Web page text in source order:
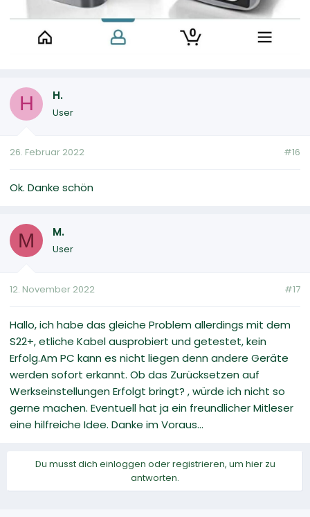
H H.
User
26. Februar 2022 #16
Ok. Danke schön
M M.
User
12. November 2022 #17
Hallo, ich habe das gleiche Problem allerdings mit dem
S22+, etliche Kabel ausprobiert und getestet, kein
Erfolg.Am PC kann es nicht liegen denn andere Geräte
werden sofort erkannt. Ob das Zurücksetzen auf
Werkseinstellungen Erfolgt bringt? , würde ich nicht so
gerne machen. Eventuell hat ja ein freundlicher Mitleser
eine hilfreiche Idee. Danke im Voraus...
Du musst dich einloggen oder registrieren, um hier zu
antworten.